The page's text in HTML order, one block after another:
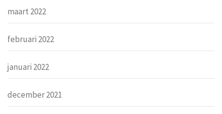
maart 2022
februari 2022
januari 2022
december 2021